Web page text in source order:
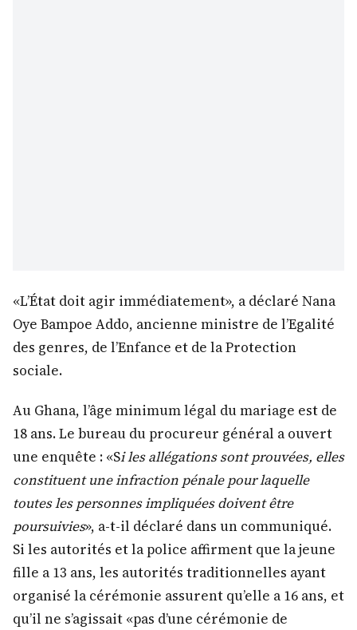
«L’État doit agir immédiatement», a déclaré Nana
Oye Bampoe Addo, ancienne ministre de l’Egalité
des genres, de l’Enfance et de la Protection
sociale.
Au Ghana, l’âge minimum légal du mariage est de
18 ans. Le bureau du procureur général a ouvert
une enquête : «Si les allégations sont prouvées, elles
constituent une infraction pénale pour laquelle
toutes les personnes impliquées doivent être
poursuivies», a-t-il déclaré dans un communiqué.
Si les autorités et la police affirment que la jeune
fille a 13 ans, les autorités traditionnelles ayant
organisé la cérémonie assurent qu’elle a 16 ans, et
qu’il ne s’agissait «pas d’une cérémonie de